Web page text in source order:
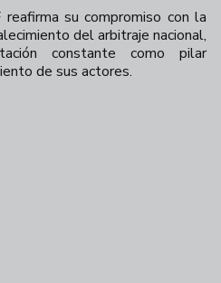
su compromiso con la
del arbitraje nacional,
constante como pilar
de sus actores.